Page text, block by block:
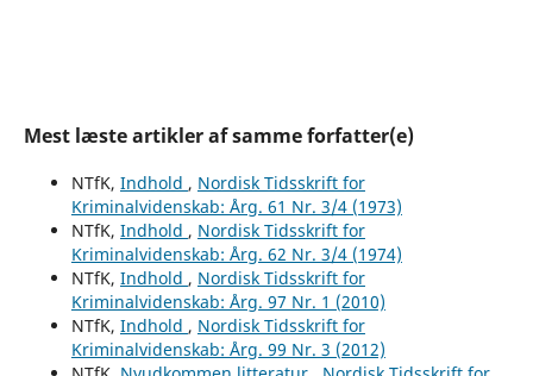
Mest læste artikler af samme forfatter(e)
NTfK, Indhold , Nordisk Tidsskrift for
Kriminalvidenskab: Årg. 61 Nr. 3/4 (1973)
NTfK, Indhold , Nordisk Tidsskrift for
Kriminalvidenskab: Årg. 62 Nr. 3/4 (1974)
NTfK, Indhold , Nordisk Tidsskrift for
Kriminalvidenskab: Årg. 97 Nr. 1 (2010)
NTfK, Indhold , Nordisk Tidsskrift for
Kriminalvidenskab: Årg. 99 Nr. 3 (2012)